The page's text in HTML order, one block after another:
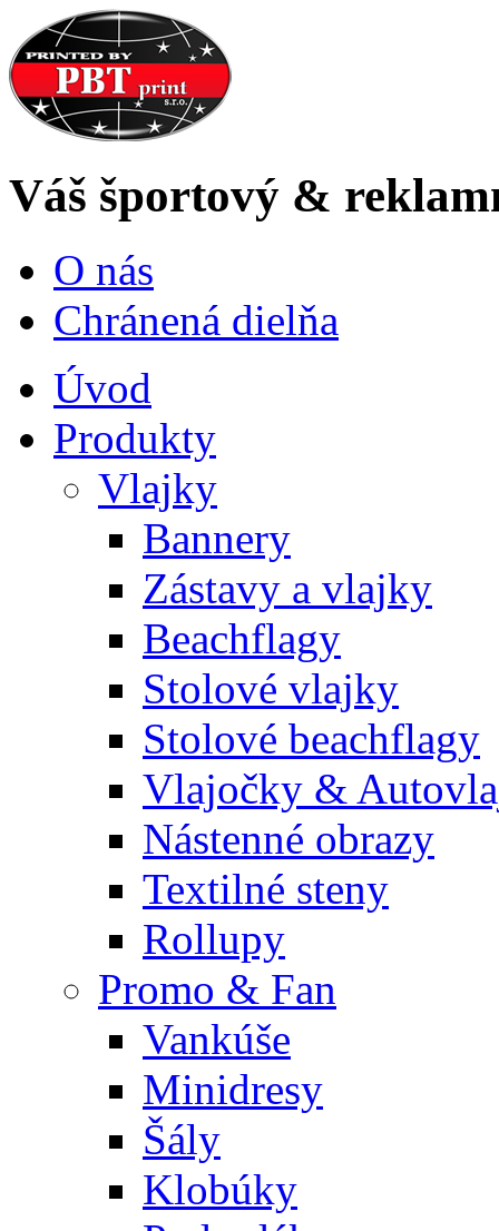
Váš športový &
O nás
Chránená dielňa
Úvod
Produkty
Vlajky
Bannery
Zástavy a vlajky
Beachflagy
Stolové vlajky
Stolové beachflagy
Vlajočky &
Nástenné obrazy
Textilné steny
Rollupy
Promo & Fan
Vankúše
Minidresy
Šály
Klobúky